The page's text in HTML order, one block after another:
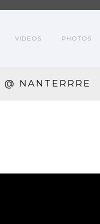
VIDEOS PHOTOS
NANTERRRE